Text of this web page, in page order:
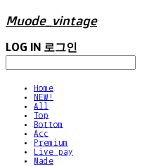
Muode_vintage
LOG IN 로그인
Home
NEW!
All
Top
Bottom
Acc
Premium
Live pay
Made